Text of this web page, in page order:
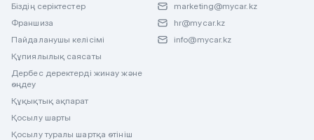
Біздің серіктестер
Франшиза
Пайдаланушы келісімі
Құпиялылық саясаты
Дербес деректерді жинау және
өңдеу
Құқықтық ақпарат
Қосылу шарты
Қосылу туралы шартқа өтініш
marketing@mycar.kz
hr@mycar.kz
info@mycar.kz